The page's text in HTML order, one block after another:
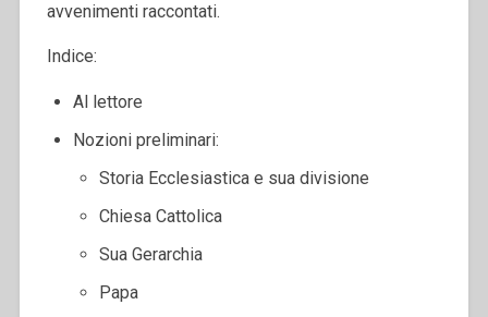
avvenimenti raccontati.
Indice:
Al lettore
Nozioni preliminari:
Storia Ecclesiastica e sua divisione
Chiesa Cattolica
Sua Gerarchia
Papa